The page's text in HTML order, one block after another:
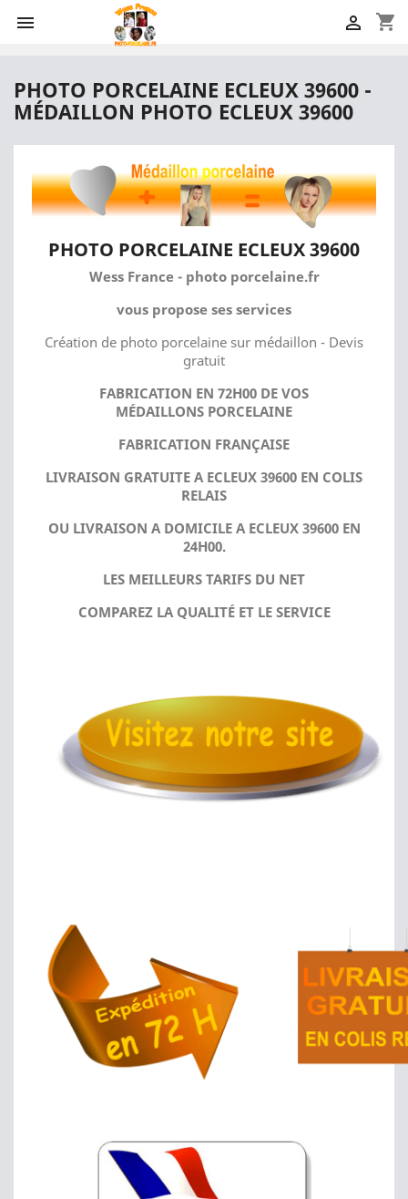
 shopping_cart

PHOTO PORCELAINE ECLEUX 39600 -
MÉDAILLON PHOTO ECLEUX 39600
PHOTO PORCELAINE ECLEUX 39600
Wess France - photo porcelaine.fr
vous propose ses services
Création de photo porcelaine sur médaillon - Devis
gratuit
FABRICATION EN 72H00 DE VOS
MÉDAILLONS PORCELAINE
FABRICATION FRANÇAISE
LIVRAISON GRATUITE A ECLEUX 39600 EN COLIS
RELAIS
OU LIVRAISON A DOMICILE A ECLEUX 39600 EN
24H00.
LES MEILLEURS TARIFS DU NET
COMPAREZ LA QUALITÉ ET LE SERVICE